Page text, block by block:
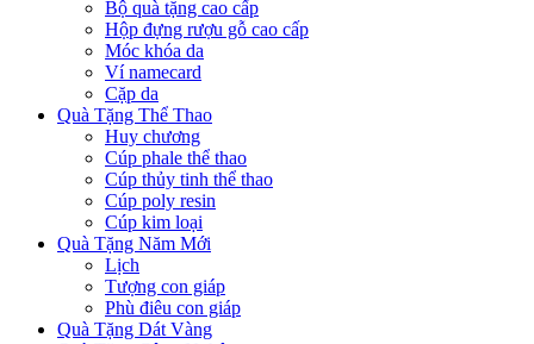
Bộ quà tặng cao cấp
Hộp đựng rượu gỗ cao cấp
Móc khóa da
Ví namecard
Cặp da
Quà Tặng Thể Thao
Huy chương
Cúp phale thể thao
Cúp thủy tinh thể thao
Cúp poly resin
Cúp kim loại
Quà Tặng Năm Mới
Lịch
Tượng con giáp
Phù điêu con giáp
Quà Tặng Dát Vàng